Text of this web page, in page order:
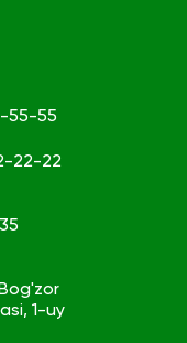
55-55
22-22
1-uy